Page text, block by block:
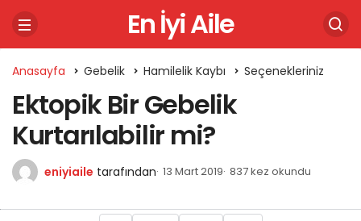
En İyi Aile
Anasayfa Gebelik Hamilelik Kaybı Seçenekleriniz
Ektopik Bir Gebelik
Kurtarılabilir mi?
eniyiaile tarafından 13 Mart 2019 837 kez okundu